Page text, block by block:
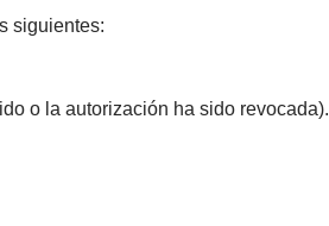
siguientes:
o la autorización ha sido revocada).